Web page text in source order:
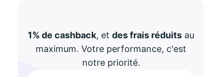
1% de cashback, et des frais réduits au
maximum. Votre performance, c'est
notre priorité.